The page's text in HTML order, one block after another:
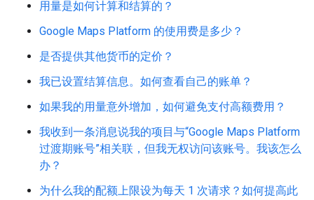
用量是如何计算和结算的？
Google Maps Platform 的使用费是多少？
是否提供其他货币的定价？
我已设置结算信息。如何查看自己的账单？
如果我的用量意外增加，如何避免支付高额费用？
我收到一条消息说我的项目与“Google Maps Platform
过渡期账号”相关联，但我无权访问该账号。我该怎么
办？
为什么我的配额上限设为每天 1 次请求？如何提高此